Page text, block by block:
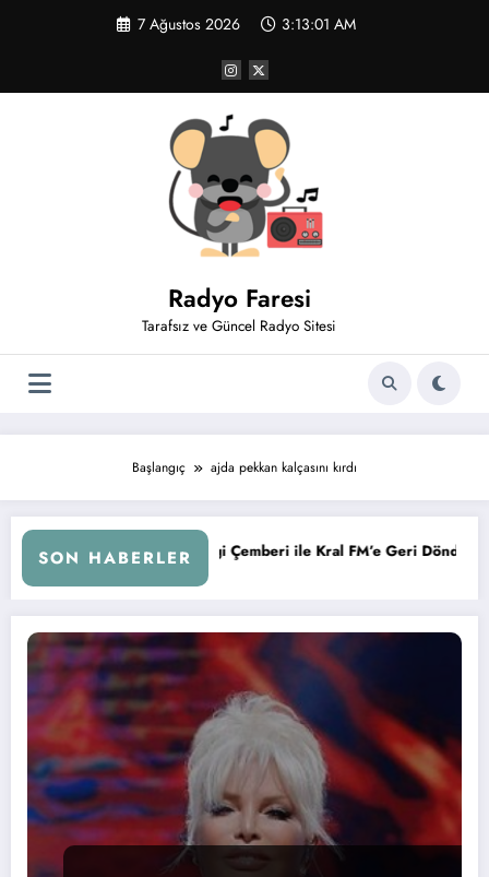
7 Ağustos 2026 3:13:02 AM
Radyo Faresi
Tarafsız ve Güncel Radyo Sitesi
Başlangıç ajda pekkan kalçasını kırdı
SON HABERLER
Sevgi Çemberi ile Kral FM’e Geri Döndü! KAFA